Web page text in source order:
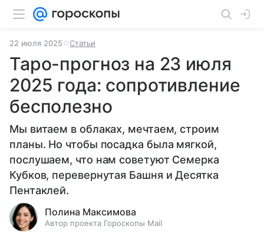
22 июля 2025 Статьи
Таро-прогноз на 23 июля
2025 года: сопротивление
бесполезно
Мы витаем в облаках, мечтаем, строим
планы. Но чтобы посадка была мягкой,
послушаем, что нам советуют Семерка
Кубков, перевернутая Башня и Десятка
Пентаклей.
Полина Максимова
Автор проекта Гороскопы Mail